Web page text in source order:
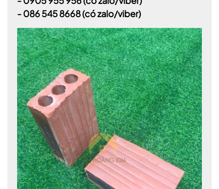
- 086 545 8668(có zalo/viber)